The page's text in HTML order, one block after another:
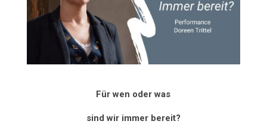
Für wen oder was
sind wir immer bereit?